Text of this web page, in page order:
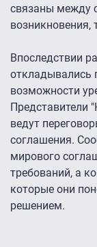
связаны между
возникновения,
Впоследствии
откладывались
возможности
Представители
ведут
соглашения.
мирового
требований, а
которые они
решением.